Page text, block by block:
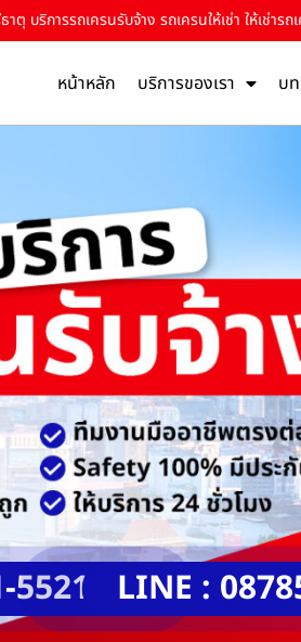
าตุ บริการรถเครนรับจ้าง รถเครนให้เช่า ให้เช่าร
หน้าหลัก บริการของเรา บ
5521 LINE :